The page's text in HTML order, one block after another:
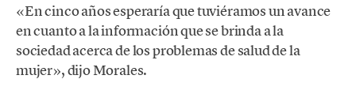
«En cinco años esperaría que tuviéramos un avance
en cuanto a la información que se brinda a la
sociedad acerca de los problemas de salud de la
mujer», dijo Morales.